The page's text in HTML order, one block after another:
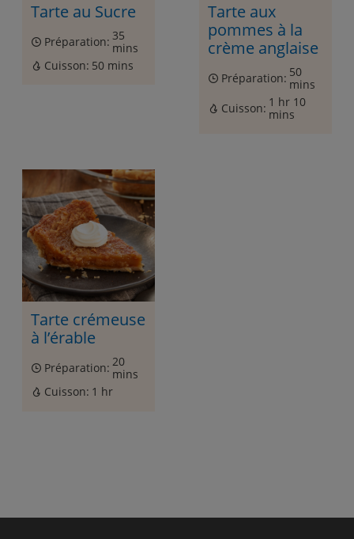
Tarte au Sucre
Préparation: 35
mins
Cuisson: 50 mins
Tarte aux
pommes à la
crème anglaise
Préparation: 50
mins
Cuisson: 1 hr 10
mins
Tarte crémeuse
à l’érable
Préparation: 20
mins
Cuisson: 1 hr